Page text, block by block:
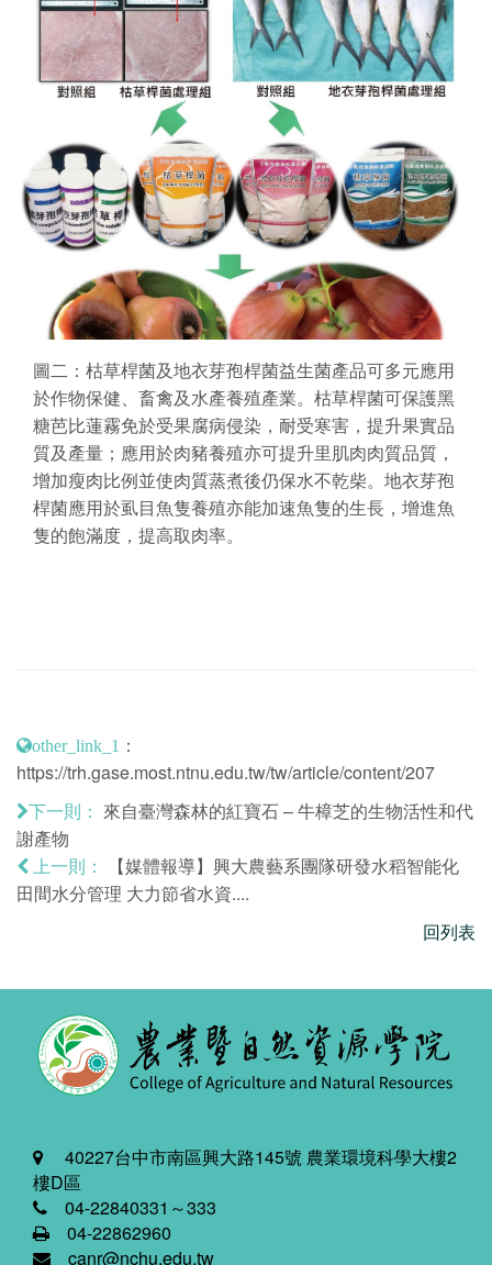
圖二：枯草桿菌及地衣芽孢桿菌益生菌產品可多元應用
於作物保健、畜禽及水產養殖產業。枯草桿菌可保護黑
糖芭比蓮霧免於受果腐病侵染，耐受寒害，提升果實品
質及產量；應用於肉豬養殖亦可提升里肌肉肉質品質，
增加瘦肉比例並使肉質蒸煮後仍保水不乾柴。地衣芽孢
桿菌應用於虱目魚隻養殖亦能加速魚隻的生長，增進魚
隻的飽滿度，提高取肉率。
other_link_1
：
https://trh.gase.most.ntnu.edu.tw/tw/article/content/207
下一則：
來自臺灣森林的紅寶石 – 牛樟芝的生物活性和代
謝產物
上一則：
【媒體報導】興大農藝系團隊研發水稻智能化
田間水分管理 大力節省水資....
回列表
40227台中市南區興大路145號 農業環境科學大樓2
樓D區
04-22840331～333
04-22862960
canr@nchu.edu.tw